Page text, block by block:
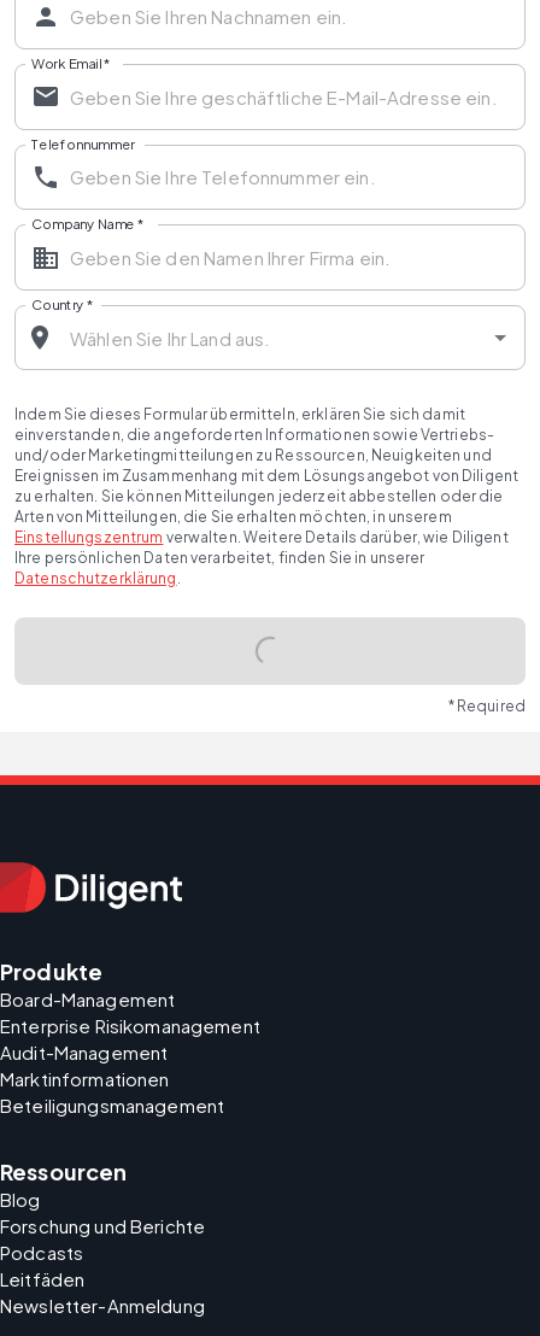
Work Email*
Telefonnummer
Company Name *
Country *
Indem Sie dieses Formular übermitteln, erklären Sie sich damit
einverstanden, die angeforderten Informationen sowie Vertriebs-
und/oder Marketingmitteilungen zu Ressourcen, Neuigkeiten und
Ereignissen im Zusammenhang mit dem Lösungsangebot von Diligent
zu erhalten. Sie können Mitteilungen jederzeit abbestellen oder die
Arten von Mitteilungen, die Sie erhalten möchten, in unserem
Einstellungszentrum verwalten. Weitere Details darüber, wie Diligent
Ihre persönlichen Daten verarbeitet, finden Sie in unserer
Datenschutzerklärung .
* Required
Produkte
Board-Management
Enterprise Risikomanagement
Audit-Management
Marktinformationen
Beteiligungsmanagement
Ressourcen
Blog
Forschung und Berichte
Podcasts
Leitfäden
Newsletter-Anmeldung